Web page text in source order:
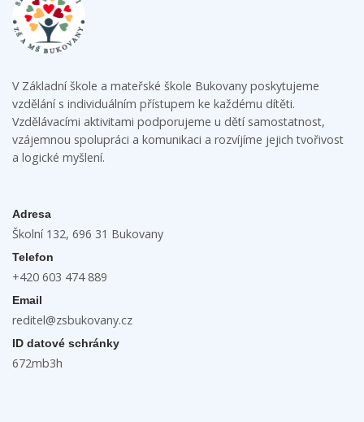
V Základní škole a mateřské škole Bukovany poskytujeme
vzdělání s individuálním přístupem ke každému dítěti.
Vzdělávacími aktivitami podporujeme u dětí samostatnost,
vzájemnou spolupráci a komunikaci a rozvíjíme jejich tvořivost
a logické myšlení.
Adresa
Školní 132, 696 31 Bukovany
Telefon
+420 603 474 889
Email
reditel@zsbukovany.cz
ID datové schránky
672mb3h